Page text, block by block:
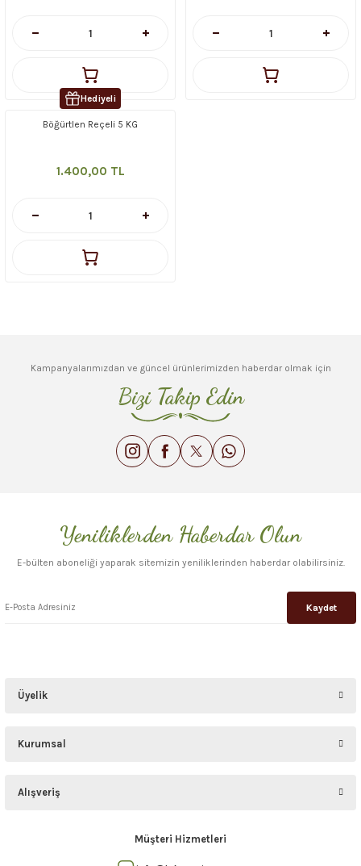
Hediyeli
Böğürtlen Reçeli 5 KG
1.400,00 TL
Kampanyalarımızdan ve güncel ürünlerimizden haberdar olmak için
Bizi Takip Edin
Yeniliklerden Haberdar Olun
E-bülten aboneliği yaparak sitemizin yeniliklerinden haberdar olabilirsiniz.
Kaydet
Üyelik
Kurumsal
Alışveriş
Müşteri Hizmetleri